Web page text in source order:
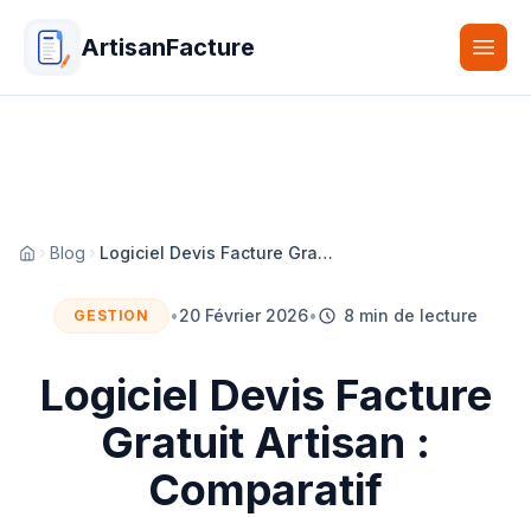
ArtisanFacture
Accueil
Blog Logiciel Devis Facture Gratuit Artisan : Comparatif
GESTION •20 Février 2026• 8 min de lecture
Logiciel Devis Facture
Gratuit Artisan :
Comparatif